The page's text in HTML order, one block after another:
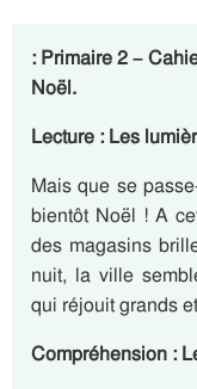
: Primaire 2 –
Noël.
Lecture : Les
Mais que se
bientôt Noël ! A
des magasins
nuit, la ville
qui réjouit grands
Compréhension :